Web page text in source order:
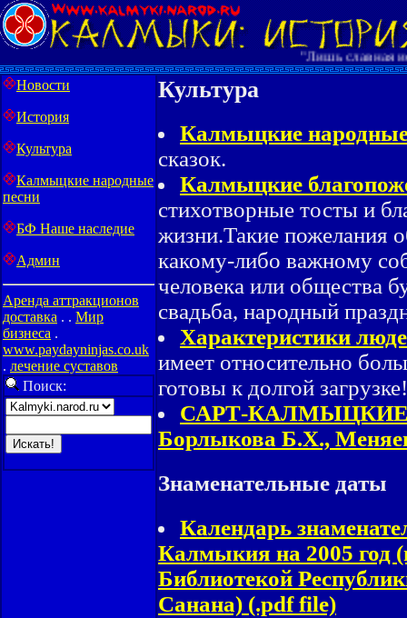
"Лишь славная
Новости
История
Культура
Калмыцкие народные
песни
БФ Наше наследие
Админ
Аренда аттракционов
доставка . . Мир
бизнеса .
www.paydayninjas.co.uk
. лечение суставов
Поиск:
Культура
Калмыцкие
сказок.
Калмыцкие
стихотворные тосты и
жизни.Такие пожелания
какому-либо важному
человека или общества
свадьба, народный
Характеристики
имеет относительно
готовы к долгой
САРТ-КАЛМЫЦКИЕ
Борлыкова Б.Х.,
Знаменательные даты
Календарь
Калмыкия на 2005 год
Библиотекой
Санана) (.pdf file)